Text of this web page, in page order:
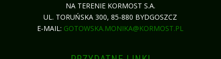
NA TERENIE KORMOST S.A.
UL. TORUŃSKA 300, 85-880 BYDGOSZCZ
E-MAIL: GOTOWSKA.MONIKA@KORMOST.PL